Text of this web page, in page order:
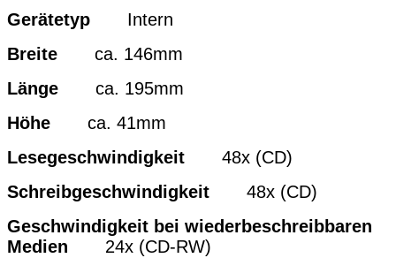
Gerätetyp Intern
Breite ca. 146mm
Länge ca. 195mm
Höhe ca. 41mm
Lesegeschwindigkeit 48x (CD)
Schreibgeschwindigkeit 48x (CD)
Geschwindigkeit bei wiederbeschreibbaren
Medien 24x (CD-RW)